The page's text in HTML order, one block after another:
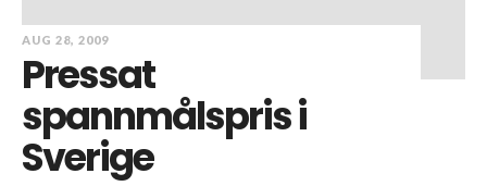
AUG 28, 2009
Pressat
spannmålspris i
Sverige